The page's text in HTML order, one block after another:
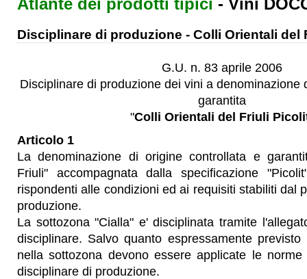
Atlante dei prodotti tipici - Vini
Disciplinare di produzione - Colli Orientali del
G.U. n. 83 aprile 2006
Disciplinare di produzione dei vini a denominazione
garantita
"Colli Orientali del Friuli
Articolo 1
La denominazione di origine controllata e
Friuli" accompagnata dalla specificazione
rispondenti alle condizioni ed ai requisiti stabiliti dal
produzione.
La sottozona "Cialla" e' disciplinata tramite
disciplinare. Salvo quanto espressamente previsto
nella sottozona devono essere applicate le
disciplinare di produzione.